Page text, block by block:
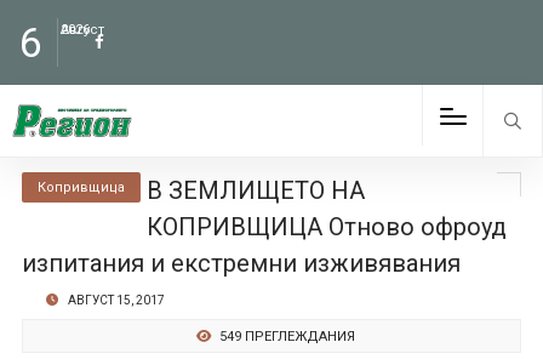
6 Август
2026
Копривщица
В ЗЕМЛИЩЕТО НА
КОПРИВЩИЦА Отново офроуд
изпитания и екстремни изживявания
АВГУСТ 15, 2017
549 ПРЕГЛЕЖДАНИЯ